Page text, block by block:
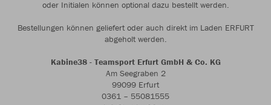
oder Initialen können optional dazu bestellt werden.
Bestellungen können geliefert oder auch direkt im Laden ERFURT
abgeholt werden.
Kabine38 - Teamsport Erfurt GmbH & Co. KG
Am Seegraben 2
99099 Erfurt
0361 – 55081555